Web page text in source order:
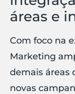
áreas e
Com foco na
Marketing
demais áreas
novas